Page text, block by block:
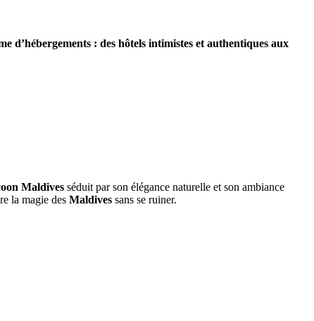
d’hébergements : des hôtels intimistes et authentiques aux
Maldives séduit par son élégance naturelle et son ambiance
la magie des Maldives sans se ruiner.